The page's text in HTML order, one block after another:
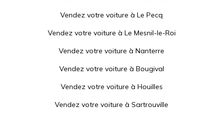
Vendez votre voiture à Le Pecq
Vendez votre voiture à Le Mesnil-le-Roi
Vendez votre voiture à Nanterre
Vendez votre voiture à Bougival
Vendez votre voiture à Houilles
Vendez votre voiture à Sartrouville